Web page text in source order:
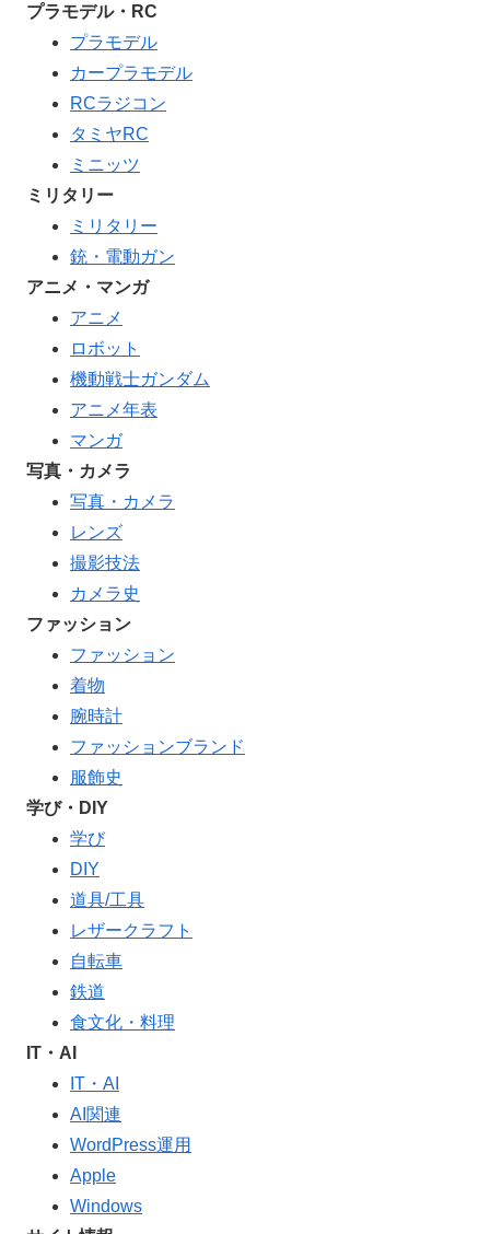
プラモデル・RC
プラモデル
カープラモデル
RCラジコン
タミヤRC
ミニッツ
ミリタリー
ミリタリー
銃・電動ガン
アニメ・マンガ
アニメ
ロボット
機動戦士ガンダム
アニメ年表
マンガ
写真・カメラ
写真・カメラ
レンズ
撮影技法
カメラ史
ファッション
ファッション
着物
腕時計
ファッションブランド
服飾史
学び・DIY
学び
DIY
道具/工具
レザークラフト
自転車
鉄道
食文化・料理
IT・AI
IT・AI
AI関連
WordPress運用
Apple
Windows